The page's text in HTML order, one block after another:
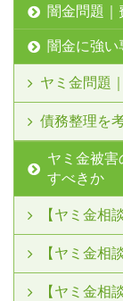
闇金問題｜
闇金に強い
ヤミ金問題
債務整理を
ヤミ金被
すべきか
【ヤミ金相
【ヤミ金相
【ヤミ金相